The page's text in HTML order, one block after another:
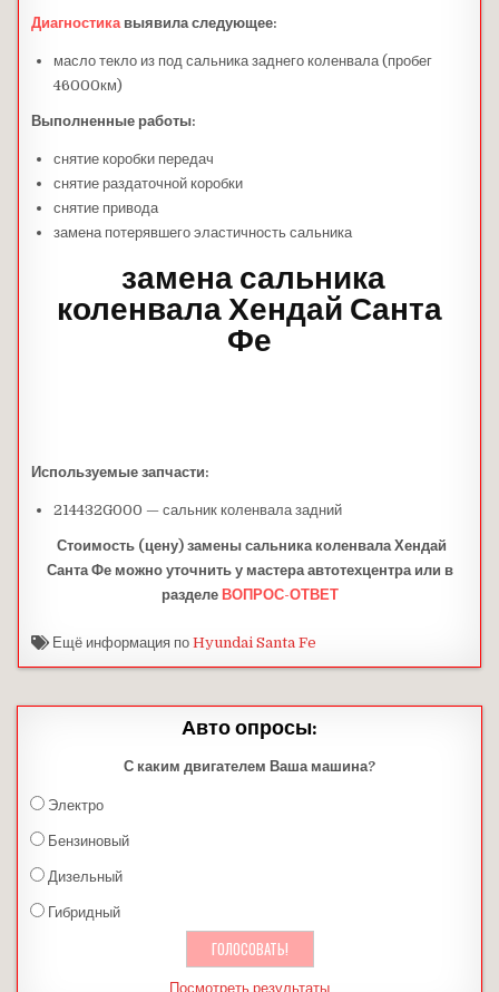
Диагностика выявила следующее:
масло текло из под сальника заднего коленвала (пробег
46000км)
Выполненные работы:
снятие коробки передач
снятие раздаточной коробки
снятие привода
замена потерявшего эластичность сальника
замена сальника
коленвала Хендай Санта
Фе
Используемые запчасти:
214432G000 — сальник коленвала задний
Стоимость (цену) замены сальника коленвала Хендай
Санта Фе можно уточнить у мастера автотехцентра или в
разделе ВОПРОС-ОТВЕТ
Ещё информация поHyundai Santa Fe
Авто опросы:
С каким двигателем Ваша машина?
Электро
Бензиновый
Дизельный
Гибридный
Посмотреть результаты